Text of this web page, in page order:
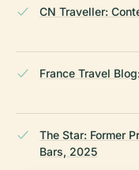
CN Traveller:
France Travel
The Star: Former
Bars, 2025